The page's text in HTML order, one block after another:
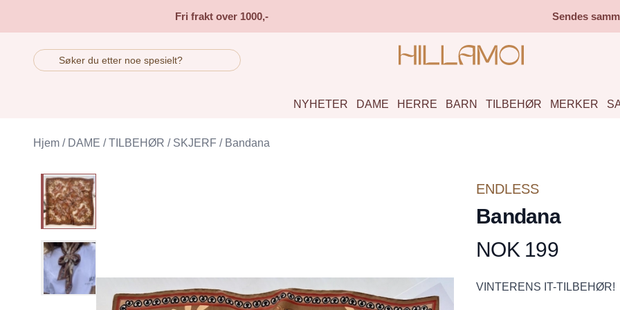
Fri frakt over 1000,- Sendes
NYHETER DAME HERRE BARN TILBEHØR MERKER
Hjem / DAME / TILBEHØR / SKJERF / Bandana
ENDLESS
Bandana
Produktdetaljer
NOK 199
Description
VINTERENS IT-TILBEHØR!